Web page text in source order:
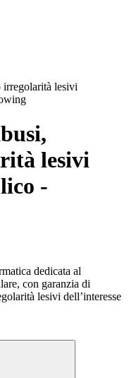
irregolarità lesivi
lesivi
-
dedicata al
con garanzia di
lesivi dell’interesse